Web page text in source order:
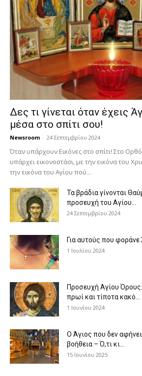
Δες τι γίνεται όταν έχεις
μέσα στο σπίτι σου!
Newsroom - 24 Σεπτεμβρίου 2024
Όταν υπάρχουν Εικόνες στο σπίτι! Στο
υπάρχει εικονοστάσι, με την εικόνα του
την εικόνα του Αγίου πού...
Τα βράδια γίνονται
προσευχή του Αγίου...
24 Σεπτεμβρίου 2024
Για αυτούς που φοράνε
1 Ιουλίου 2024
Προσευχή Αγίου
πρωί και τίποτα κακό...
1 Ιουνίου 2024
Ο Άγιος που δεν
βοήθεια – Ό,τι κι...
15 Ιουνίου 2025